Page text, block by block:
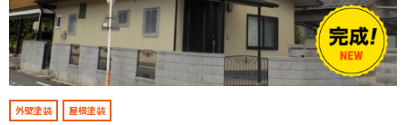
外壁塗装 屋根塗装